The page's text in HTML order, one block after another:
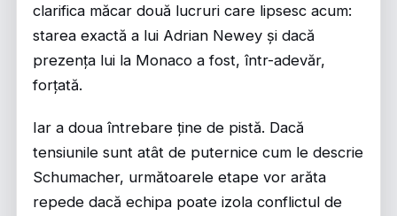
clarifica măcar două lucruri care lipsesc acum:
starea exactă a lui Adrian Newey și dacă
prezența lui la Monaco a fost, într-adevăr,
forțată.
Iar a doua întrebare ține de pistă. Dacă
tensiunile sunt atât de puternice cum le descrie
Schumacher, următoarele etape vor arăta
repede dacă echipa poate izola conflictul de